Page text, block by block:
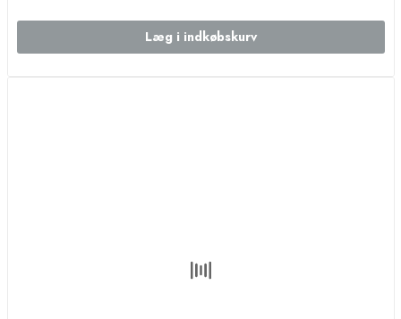
Læg i indkøbskurv